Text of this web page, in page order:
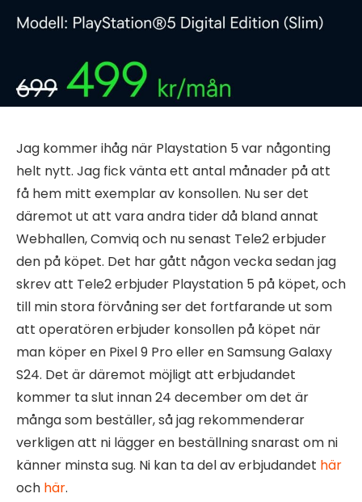
Jag kommer ihåg när Playstation 5 var någonting
helt nytt. Jag fick vänta ett antal månader på att
få hem mitt exemplar av konsollen. Nu ser det
däremot ut att vara andra tider då bland annat
Webhallen, Comviq och nu senast Tele2 erbjuder
den på köpet. Det har gått någon vecka sedan jag
skrev att Tele2 erbjuder Playstation 5 på köpet, och
till min stora förvåning ser det fortfarande ut som
att operatören erbjuder konsollen på köpet när
man köper en Pixel 9 Pro eller en Samsung Galaxy
S24. Det är däremot möjligt att erbjudandet
kommer ta slut innan 24 december om det är
många som beställer, så jag rekommenderar
verkligen att ni lägger en beställning snarast om ni
känner minsta sug. Ni kan ta del av erbjudandet här
och här.